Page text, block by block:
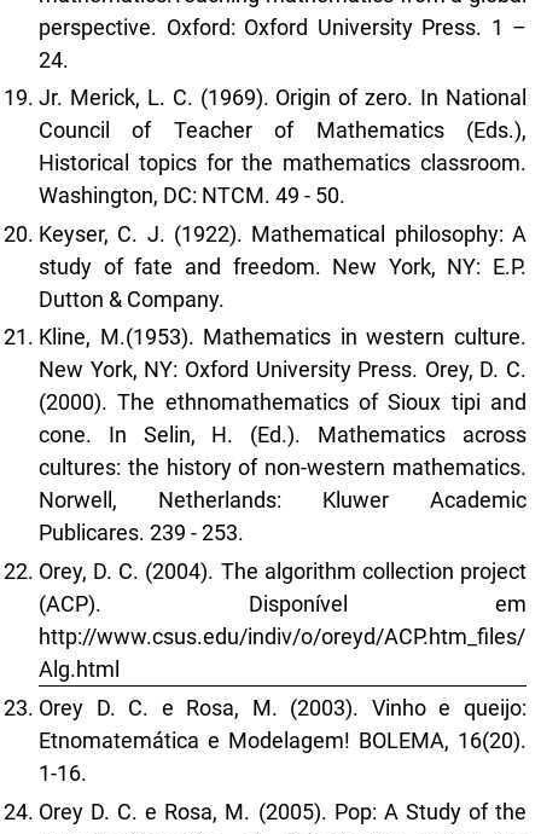
perspective. Oxford: Oxford University Press. 1 –
24.
Jr. Merick, L. C. (1969). Origin of zero. In National
Council of Teacher of Mathematics (Eds.),
Historical topics for the mathematics classroom.
Washington, DC: NTCM. 49 - 50.
Keyser, C. J. (1922). Mathematical philosophy: A
study of fate and freedom. New York, NY: E.P.
Dutton & Company.
Kline, M.(1953). Mathematics in western culture.
New York, NY: Oxford University Press. Orey, D. C.
(2000). The ethnomathematics of Sioux tipi and
cone. In Selin, H. (Ed.). Mathematics across
cultures: the history of non-western mathematics.
Norwell, Netherlands: Kluwer Academic
Publicares. 239 - 253.
Orey, D. C. (2004). The algorithm collection project
(ACP). Disponível em
http://www.csus.edu/indiv/o/oreyd/ACP.htm_files/
Alg.html
Orey D. C. e Rosa, M. (2003). Vinho e queijo:
Etnomatemática e Modelagem! BOLEMA, 16(20).
1-16.
Orey D. C. e Rosa, M. (2005). Pop: A Study of the